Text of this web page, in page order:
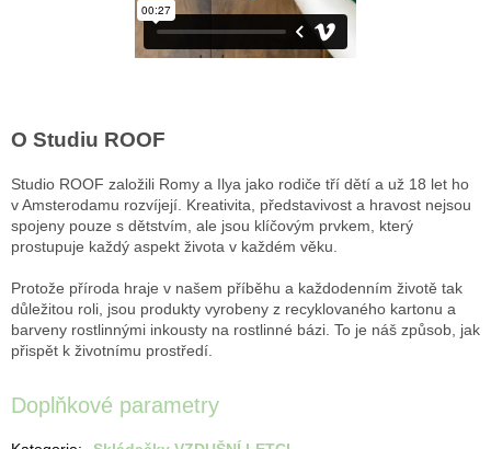
O Studiu ROOF
Studio ROOF založili Romy a Ilya jako rodiče tří dětí a už 18 let ho
v Amsterodamu rozvíjejí. Kreativita, představivost a hravost nejsou
spojeny pouze s dětstvím, ale jsou klíčovým prvkem, který
prostupuje každý aspekt života v každém věku.
Protože příroda hraje v našem příběhu a každodenním životě tak
důležitou roli, jsou produkty vyrobeny z recyklovaného kartonu a
barveny rostlinnými inkousty na rostlinné bázi. To je náš způsob, jak
přispět k životnímu prostředí.
Doplňkové parametry